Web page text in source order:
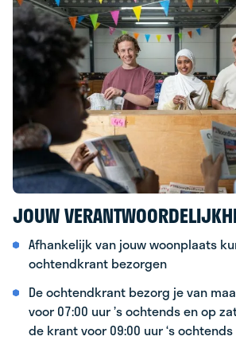
JOUW
Afhankelijk van jouw woonplaats
ochtendkrant bezorgen
De ochtendkrant bezorg je van
voor 07:00 uur ’s ochtends en op
de krant voor 09:00 uur ‘s ochtends